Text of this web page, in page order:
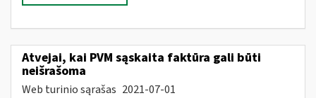
Atvejai, kai PVM sąskaita faktūra gali būti
neišrašoma
Web turinio sąrašas 2021-07-01